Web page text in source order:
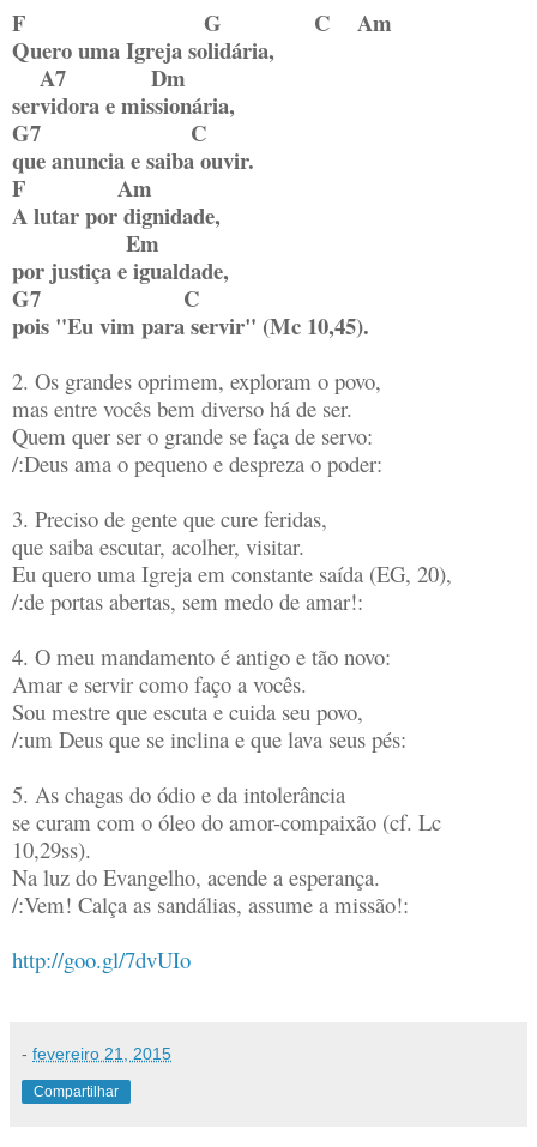
F G C Am
Quero uma Igreja solidária,
A7 Dm
servidora e missionária,
G7 C
que anuncia e saiba ouvir.
F Am
A lutar por dignidade,
Em
por justiça e igualdade,
G7 C
pois "Eu vim para servir" (Mc 10,45).
2. Os grandes oprimem, exploram o povo,
mas entre vocês bem diverso há de ser.
Quem quer ser o grande se faça de servo:
/:Deus ama o pequeno e despreza o poder:
3. Preciso de gente que cure feridas,
que saiba escutar, acolher, visitar.
Eu quero uma Igreja em constante saída (EG, 20),
/:de portas abertas, sem medo de amar!:
4. O meu mandamento é antigo e tão novo:
Amar e servir como faço a vocês.
Sou mestre que escuta e cuida seu povo,
/:um Deus que se inclina e que lava seus pés:
5. As chagas do ódio e da intolerância
se curam com o óleo do amor-compaixão (cf. Lc
10,29ss).
Na luz do Evangelho, acende a esperança.
/:Vem! Calça as sandálias, assume a missão!:
http://goo.gl/7dvUIo
- fevereiro 21, 2015
Compartilhar